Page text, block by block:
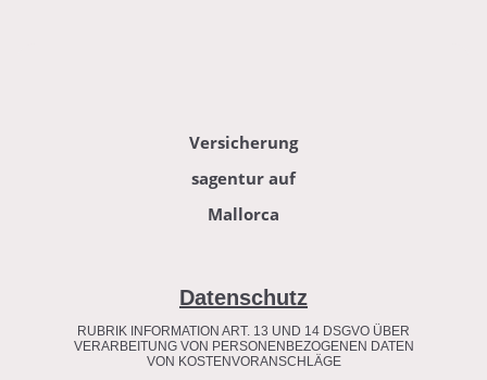
Versicherung
sagentur auf
Mallorca
Datenschutz
RUBRIK INFORMATION ART. 13 UND 14 DSGVO ÜBER
VERARBEITUNG VON PERSONENBEZOGENEN DATEN
VON KOSTENVORANSCHLÄGE